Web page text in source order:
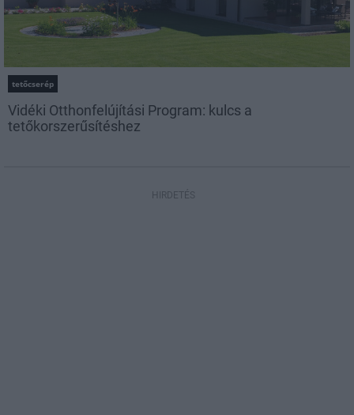
tetőcserép
Vidéki Otthonfelújítási Program: kulcs a
tetőkorszerűsítéshez
HIRDETÉS